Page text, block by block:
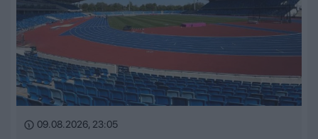
09.08.2026, 23:05